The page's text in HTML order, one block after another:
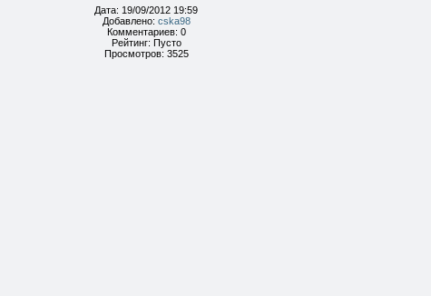
Дата: 19/09/2012 19:59
Добавлено: cska98
Комментариев: 0
Рейтинг: Пусто
Просмотров: 3525